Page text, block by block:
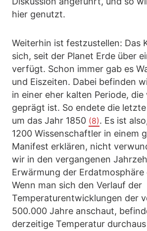
hier genutzt.
Weiterhin ist festzustellen: Das
sich, seit der Planet Erde über
verfügt. Schon immer gab es
und Eiszeiten. Dabei befinden
in einer eher kalten Periode, die
geprägt ist. So endete die
um das Jahr 1850 (8). Es ist
1200 Wissenschaftler in einem
Manifest erklären, nicht
wir in den vergangenen
Erwärmung der Erdatmosphäre
Wenn man sich den Verlauf der
Temperaturentwicklungen der
500.000 Jahre anschaut,
derzeitige Temperatur